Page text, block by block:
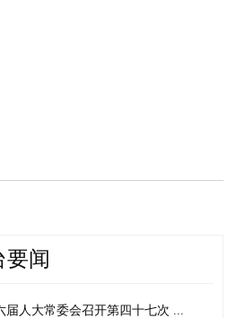
要闻
届人大常委会召开第四十七次 ...